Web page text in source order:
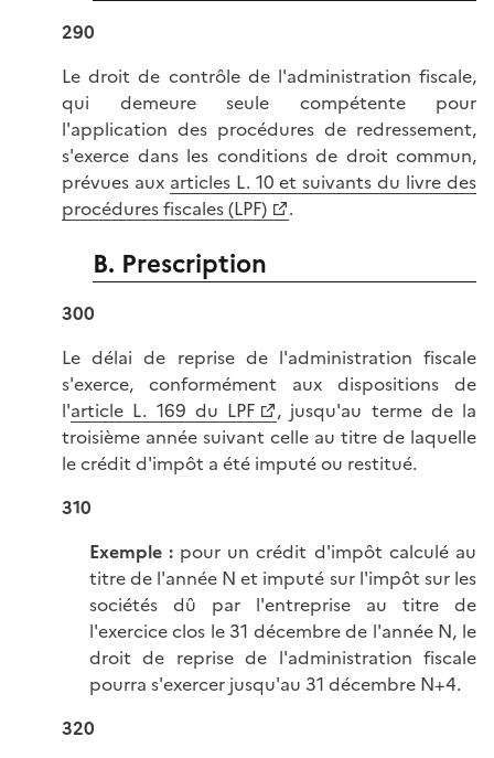
290
Le droit de contrôle de l'administration fiscale,
qui demeure seule compétente pour
l'application des procédures de redressement,
s'exerce dans les conditions de droit commun,
prévues aux articles L. 10 et suivants du livre des
procédures fiscales (LPF)
.
B. Prescription
300
Le délai de reprise de l'administration fiscale
s'exerce, conformément aux dispositions de
l'article L. 169 du LPF
, jusqu'au terme de la
troisième année suivant celle au titre de laquelle
le crédit d'impôt a été imputé ou restitué.
310
Exemple :pour un crédit d'impôt calculé au
titre de l'année N et imputé sur l'impôt sur les
sociétés dû par l'entreprise au titre de
l'exercice clos le 31 décembre de l'année N, le
droit de reprise de l'administration fiscale
pourra s'exercer jusqu'au 31 décembre N+4.
320